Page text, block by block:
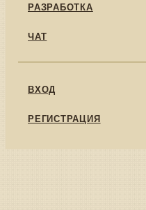
РАЗРАБОТКА
ЧАТ
ВХОД
РЕГИСТРАЦИЯ